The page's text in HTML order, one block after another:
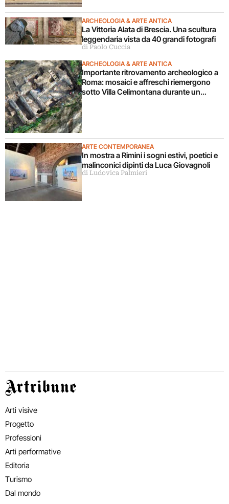
ARCHEOLOGIA & ARTE ANTICA
La Vittoria Alata di Brescia. Una scultura
leggendaria vista da 40 grandi fotografi
di Paolo Cuccia
ARCHEOLOGIA & ARTE ANTICA
Importante ritrovamento archeologico a
Roma: mosaici e affreschi riemergono
sotto Villa Celimontana durante un
ARTE CONTEMPORANEA
In mostra a Rimini i sogni estivi, poetici e
malinconici dipinti da Luca Giovagnoli
di Ludovica Palmieri
Artribune
Arti visive
Progetto
Professioni
Arti performative
Editoria
Turismo
Dal mondo